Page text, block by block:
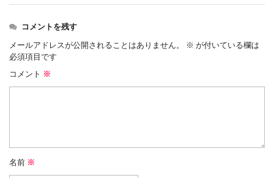
コメントを残す
メールアドレスが公開されることはありません。 ※ が付いている欄は
必須項目です
コメント ※
名前 ※